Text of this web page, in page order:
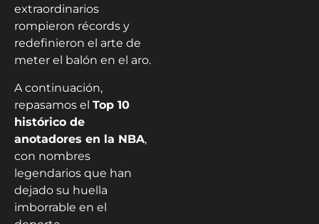
extraordinarios
rompieron récords y
redefinieron el arte de
meter el balón en el aro.
A continuación,
repasamos el Top 10
histórico de
anotadores en la NBA,
con nombres
legendarios que han
dejado su huella
imborrable en el